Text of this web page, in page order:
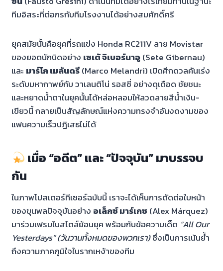
ทีมอิสระที่ต่อกรกับทีมโรงงานได้อย่างสมศักดิ์ศรี
ยุคสมัยนั้นคือยุคที่รถแข่ง Honda RC211V ลาย Movistar
ของยอดนักบิดอย่าง เซเต้ จิเบอร์นาอู(Sete Gibernau)
และ มาร์โก เมลันดรี(Marco Melandri) เปิดศึกดวลคันเร่ง
ระดับมหากาพย์กับ วาเลนติโน่ รอสซี่ อย่างดุเดือด ชัยชนะ
และหยาดน้ำตาในยุคนั้นได้หล่อหลอมให้ลวดลายสีน้ำเงิน-
เขียวนี้ กลายเป็นสัญลักษณ์แห่งความทรงจำอันงดงามของ
แฟนความเร็วปฎิเสธไม่ได้
เมื่อ “อดีต” และ “ปัจจุบัน” มาบรรจบ
กัน
ในภาพโปสเตอร์ทีเซอร์ฉบับนี้ เราจะได้เห็นการตัดต่อใบหน้า
ของขุนพลปัจจุบันอย่าง อเล็กซ์ มาร์เกซ (Alex Márquez)
มาร่วมเฟรมในสไตล์ย้อนยุค พร้อมกับข้อความเด็ด “All Our
Yesterdays” (วันวานทั้งหมดของพวกเรา)ซึ่งเป็นการเน้นย้ำ
ถึงความภาคภูมิใจในรากเหง้าของทีม